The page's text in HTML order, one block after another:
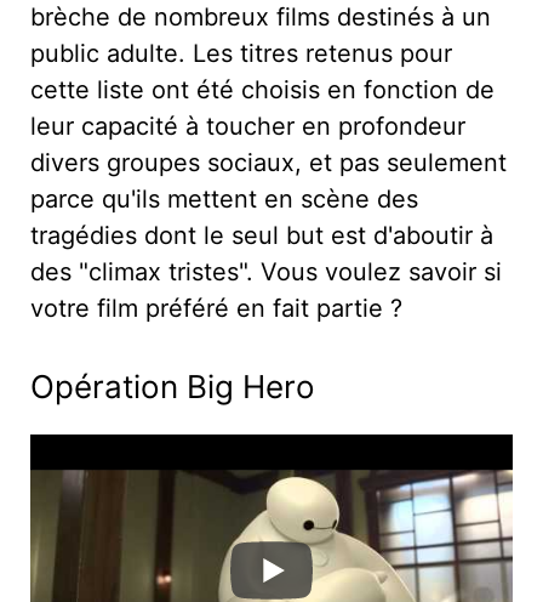
brèche de nombreux films destinés à un
public adulte. Les titres retenus pour
cette liste ont été choisis en fonction de
leur capacité à toucher en profondeur
divers groupes sociaux, et pas seulement
parce qu'ils mettent en scène des
tragédies dont le seul but est d'aboutir à
des "climax tristes". Vous voulez savoir si
votre film préféré en fait partie ?
Opération Big Hero